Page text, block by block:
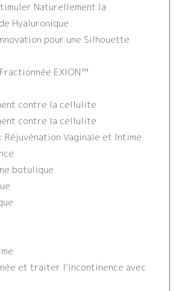
Naturellement la
Hyaluronique
pour une Silhouette
EXION™️
contre la cellulite
contre la cellulite
Réjuvénation Vaginale et Intime
botulique
et traiter l’incontinence avec